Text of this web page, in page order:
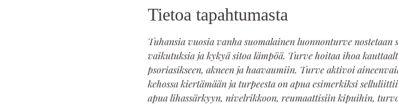
Tietoa tapahtumasta
Tuhansia vuosia vanha suomalainen luonnonturve
vaikutuksia ja kykyä sitoa lämpöä. Turve hoitaa ihoa
psoriasikseen, akneen ja haavaumiin. Turve aktivoi
kehossa kiertämään ja turpeesta on apua esimerkiksi
apua lihassärkyyn, nivelrikkoon, reumaattisiin kipuihin,